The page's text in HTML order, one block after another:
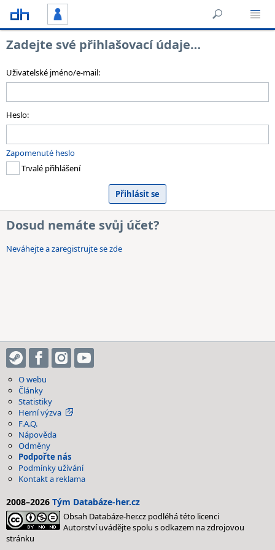
Zadejte své přihlašovací údaje…
Uživatelské jméno/e-mail:
Heslo:
Zapomenuté heslo
Trvalé přihlášení
Dosud nemáte svůj účet?
Neváhejte a zaregistrujte se zde
O webu
Články
Statistiky
Herní výzva
F.A.Q.
Nápověda
Odměny
Podpořte nás
Podmínky užívání
Kontakt a reklama
2008–2026 Tým Databáze-her.cz
Obsah Databáze-her.cz podléhá této licenci
Autorství uvádějte spolu s odkazem na zdrojovou
stránku